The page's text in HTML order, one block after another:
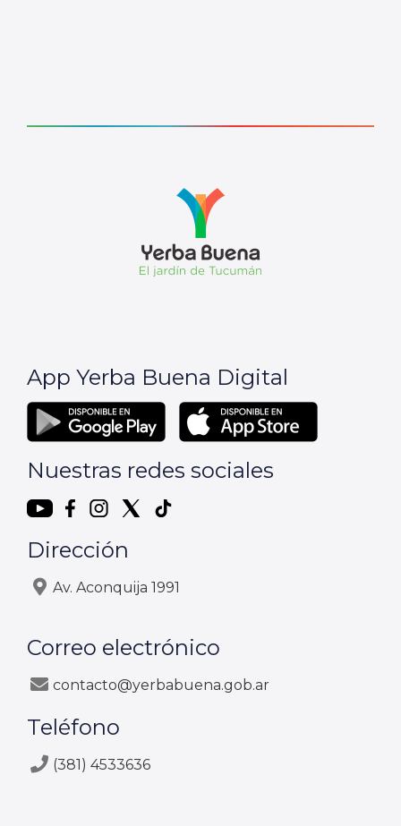
App Yerba Buena Digital
Nuestras redes sociales
Dirección
Av. Aconquija 1991
Correo electrónico
contacto@yerbabuena.gob.ar
Teléfono
(381) 4533636